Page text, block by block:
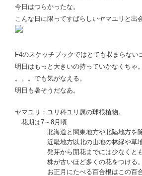
今日はつらかったな。
こんな日に限ってすばらしいヤマユリと出
F4のスケッチブックではとても収まらない
明日はもっと大きいの持っていかなくちゃ。
。。。でも気がなえる。
明日も暑そうだなあ。
ヤマユリ：ユリ科ユリ属の球根植物。
花期は7～8月頃
北海道と関東地方や北陸地方を除
近畿地方以北の山地の林縁や草地
発芽から開花までには少なくとも5
株が古いほど多くの花をつける。
お正月にたべる百合根はこの百合